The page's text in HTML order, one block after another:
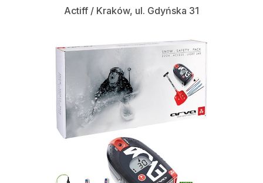
Actiff / Kraków, ul. Gdyńska 31